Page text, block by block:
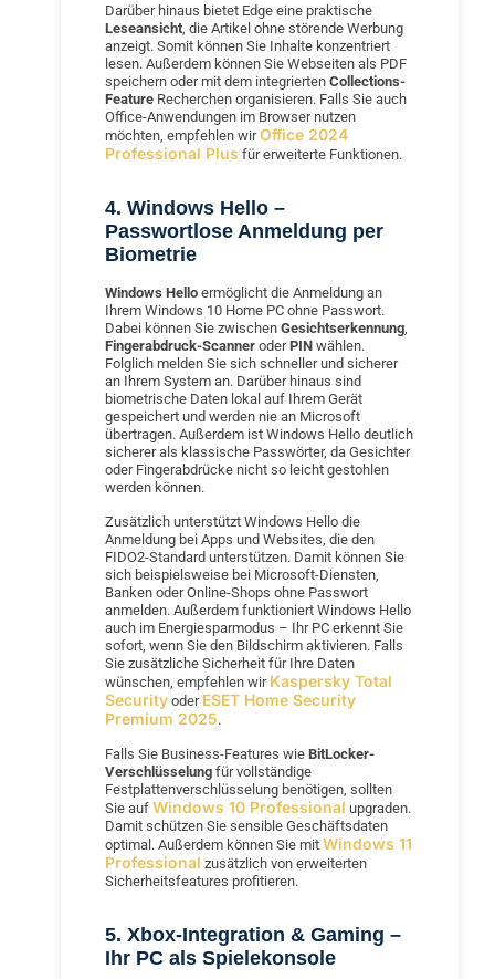
Darüber hinaus bietet Edge eine praktische
Leseansicht , die Artikel ohne störende Werbung
anzeigt. Somit können Sie Inhalte konzentriert
lesen. Außerdem können Sie Webseiten als PDF
speichern oder mit dem integrierten Collections-
Feature Recherchen organisieren. Falls Sie auch
Office-Anwendungen im Browser nutzen
möchten, empfehlen wirOffice 2024
Professional Plus für erweiterte Funktionen.
4. Windows Hello –
Passwortlose Anmeldung per
Biometrie
Windows Hello ermöglicht die Anmeldung an
Ihrem Windows 10 Home PC ohne Passwort.
Dabei können Sie zwischen Gesichtserkennung
Fingerabdruck-Scanner oderPIN wählen.
Folglich melden Sie sich schneller und sicherer
an Ihrem System an. Darüber hinaus sind
biometrische Daten lokal auf Ihrem Gerät
gespeichert und werden nie an Microsoft
übertragen. Außerdem ist Windows Hello deutlich
sicherer als klassische Passwörter, da Gesichter
oder Fingerabdrücke nicht so leicht gestohlen
werden können.
Zusätzlich unterstützt Windows Hello die
Anmeldung bei Apps und Websites, die den
FIDO2-Standard unterstützen. Damit können Sie
sich beispielsweise bei Microsoft-Diensten,
Banken oder Online-Shops ohne Passwort
anmelden. Außerdem funktioniert Windows Hello
auch im Energiesparmodus – Ihr PC erkennt Sie
sofort, wenn Sie den Bildschirm aktivieren. Falls
Sie zusätzliche Sicherheit für Ihre Daten
wünschen, empfehlen wir Kaspersky Total
Security oder ESET Home Security
Premium 2025.
Falls Sie Business-Features wie BitLocker-
Verschlüsselung für vollständige
Festplattenverschlüsselung benötigen, sollten
Sie auf Windows 10 Professional upgraden.
Damit schützen Sie sensible Geschäftsdaten
optimal. Außerdem können Sie mit Windows 11
Professional zusätzlich von erweiterten
Sicherheitsfeatures profitieren.
5. Xbox-Integration & Gaming –
Ihr PC als Spielekonsole